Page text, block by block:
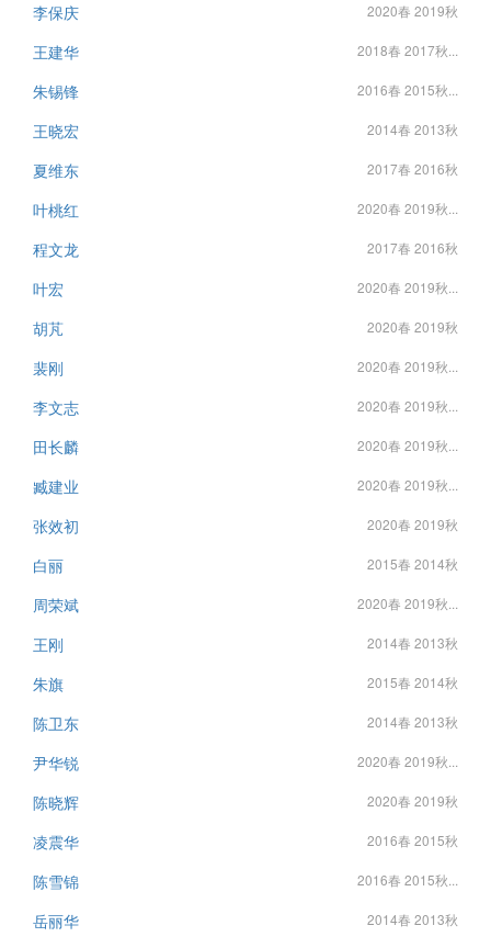
李保庆 2020春 2019秋
王建华 2018春 2017秋...
朱锡锋 2016春 2015秋...
王晓宏 2014春 2013秋
夏维东 2017春 2016秋
叶桃红 2020春 2019秋...
程文龙 2017春 2016秋
叶宏 2020春 2019秋...
胡芃 2020春 2019秋
裴刚 2020春 2019秋...
李文志 2020春 2019秋...
田长麟 2020春 2019秋...
臧建业 2020春 2019秋...
张效初 2020春 2019秋
白丽 2015春 2014秋
周荣斌 2020春 2019秋...
王刚 2014春 2013秋
朱旗 2015春 2014秋
陈卫东 2014春 2013秋
尹华锐 2020春 2019秋...
陈晓辉 2020春 2019秋
凌震华 2016春 2015秋
陈雪锦 2016春 2015秋...
岳丽华 2014春 2013秋